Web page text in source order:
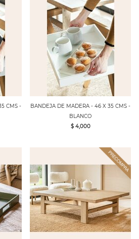
CMS -
BANDEJA DE MADERA - 46 X 35 CMS -
BLANCO
$ 4,000